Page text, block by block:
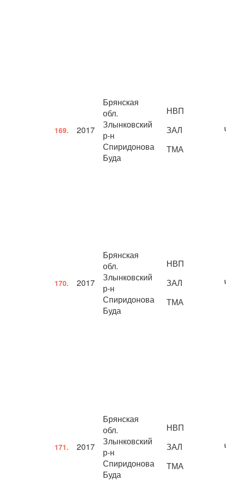
169. 2017
Брянская
обл.
Злынковский
р-н
Спиридонова
Буда
НВП
ЗАЛ
ТМА
170. 2017
Брянская
обл.
Злынковский
р-н
Спиридонова
Буда
НВП
ЗАЛ
ТМА
171. 2017
Брянская
обл.
Злынковский
р-н
Спиридонова
Буда
НВП
ЗАЛ
ТМА